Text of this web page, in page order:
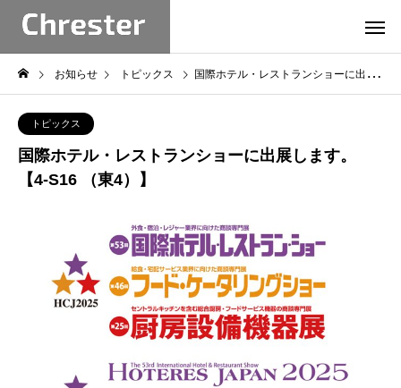
お知らせ トピックス 国際ホテル・レストランショーに出展します。【4-S16 （東4）】
トピックス
国際ホテル・レストランショーに出展します。
【4-S16 （東4）】